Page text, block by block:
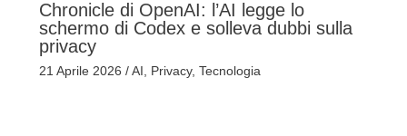
Chronicle di OpenAI: l’AI legge lo
schermo di Codex e solleva dubbi sulla
privacy
21 Aprile 2026 /AI Privacy, Tecnologia